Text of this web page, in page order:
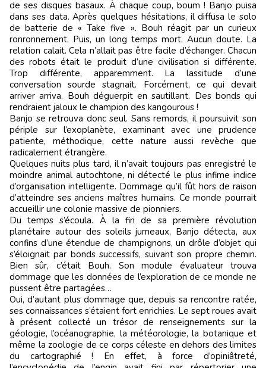
de ses disques basaux. À chaque coup, boum ! Banjo puisa
dans ses data. Après quelques hésitations, il diffusa le solo
de batterie de « Take five ». Bouh réagit par un curieux
ronronnement. Puis, un long temps mort. Aucun doute. La
relation calait. Cela n’allait pas être facile d’échanger. Chacun
des robots était le produit d’une civilisation si différente.
Trop différente, apparemment. La lassitude d’une
conversation sourde stagnait. Forcément, ce qui devait
arriver arriva. Bouh déguerpit en sautillant. Des bonds qui
rendraient jaloux le champion des kangourous !
Banjo se retrouva donc seul. Sans remords, il poursuivit son
périple sur l’exoplanète, examinant avec une prudence
patiente, méthodique, cette nature aussi revèche que
radicalement étrangère.
Quelques nuits plus tard, il n’avait toujours pas enregistré le
moindre animal autochtone, ni détecté le plus infime indice
d’organisation intelligente. Dommage qu’il fût hors de raison
d’atteindre ses anciens maîtres humains. Ce monde pourrait
accueillir une colonie massive de pionniers.
Du temps s’écoula. À la fin de sa première révolution
planétaire autour des soleils jumeaux, Banjo détecta, aux
confins d’une étendue de champignons, un drôle d’objet qui
s’éloignait par bonds successifs, suivant son propre chemin.
Bien sûr, c’était Bouh. Son module évaluateur trouva
dommage que les données de l’exploration de ce monde ne
pussent être partagées…
Oui, d’autant plus dommage que, depuis sa rencontre ratée,
ses connaissances s’étaient fort enrichies. Le sept roues avait
à présent collecté un trésor de renseignements sur la
géologie, l’océanographie, la météorologie, la botanique et
même la zoologie de ce corps céleste en dehors des limites
du cartographié ! En effet, à force d’opiniâtreté,